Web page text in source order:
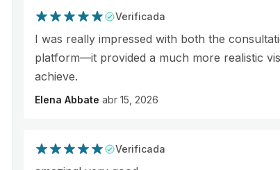
Verificada
I was really impressed with both the
platform—it provided a much more realistic
achieve.
Elena Abbate abr 15, 2026
Verificada